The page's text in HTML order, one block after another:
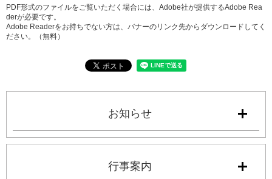
PDF形式のファイルをご覧いただく場合には、Adobe社が提供するAdobe Rea
derが必要です。
Adobe Readerをお持ちでない方は、バナーのリンク先からダウンロードしてく
ださい。（無料）
お知らせ
行事案内